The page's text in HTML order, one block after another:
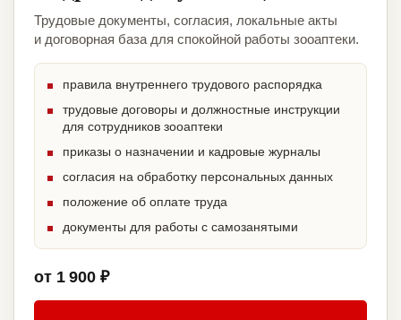
Трудовые документы, согласия, локальные акты
и договорная база для спокойной работы зооаптеки.
правила внутреннего трудового распорядка
трудовые договоры и должностные инструкции
для сотрудников зооаптеки
приказы о назначении и кадровые журналы
согласия на обработку персональных данных
положение об оплате труда
документы для работы с самозанятыми
от 1 900 ₽